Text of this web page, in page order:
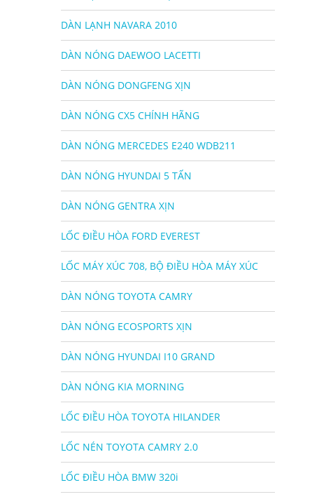
DÀN LẠNH NAVARA 2010
DÀN NÓNG DAEWOO LACETTI
DÀN NÓNG DONGFENG XỊN
DÀN NÓNG CX5 CHÍNH HÃNG
DÀN NÓNG MERCEDES E240 WDB211
DÀN NÓNG HYUNDAI 5 TẤN
DÀN NÓNG GENTRA XỊN
LỐC ĐIỀU HÒA FORD EVEREST
LỐC MÁY XÚC 708, BỘ ĐIỀU HÒA MÁY XÚC
DÀN NÓNG TOYOTA CAMRY
DÀN NÓNG ECOSPORTS XỊN
DÀN NÓNG HYUNDAI I10 GRAND
DÀN NÓNG KIA MORNING
LỐC ĐIỀU HÒA TOYOTA HILANDER
LỐC NÉN TOYOTA CAMRY 2.0
LỐC ĐIỀU HÒA BMW 320i